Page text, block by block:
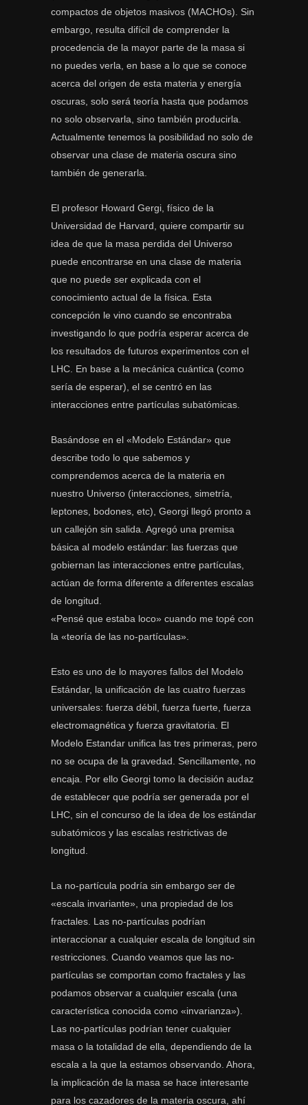
compactos de objetos masivos (MACHOs). Sin
embargo, resulta difícil de comprender la
procedencia de la mayor parte de la masa si
no puedes verla, en base a lo que se conoce
acerca del origen de esta materia y energía
oscuras, solo será teoría hasta que podamos
no solo observarla, sino también producirla.
Actualmente tenemos la posibilidad no solo de
observar una clase de materia oscura sino
también de generarla.
El profesor Howard Gergi, físico de la
Universidad de Harvard, quiere compartir su
idea de que la masa perdida del Universo
puede encontrarse en una clase de materia
que no puede ser explicada con el
conocimiento actual de la física. Esta
concepción le vino cuando se encontraba
investigando lo que podría esperar acerca de
los resultados de futuros experimentos con el
LHC. En base a la mecánica cuántica (como
sería de esperar), el se centró en las
interacciones entre partículas subatómicas.
Basándose en el «Modelo Estándar» que
describe todo lo que sabemos y
comprendemos acerca de la materia en
nuestro Universo (interacciones, simetría,
leptones, bodones, etc), Georgi llegó pronto a
un callejón sin salida. Agregó una premisa
básica al modelo estándar: las fuerzas que
gobiernan las interacciones entre partículas,
actúan de forma diferente a diferentes escalas
de longitud.
«Pensé que estaba loco» cuando me topé con
la «teoría de las no-partículas».
Esto es uno de lo mayores fallos del Modelo
Estándar, la unificación de las cuatro fuerzas
universales: fuerza débil, fuerza fuerte, fuerza
electromagnética y fuerza gravitatoria. El
Modelo Estandar unifica las tres primeras, pero
no se ocupa de la gravedad. Sencillamente, no
encaja. Por ello Georgi tomo la decisión audaz
de establecer que podría ser generada por el
LHC, sin el concurso de la idea de los estándar
subatómicos y las escalas restrictivas de
longitud.
La no-partícula podría sin embargo ser de
«escala invariante», una propiedad de los
fractales. Las no-partículas podrían
interaccionar a cualquier escala de longitud sin
restricciones. Cuando veamos que las no-
partículas se comportan como fractales y las
podamos observar a cualquier escala (una
característica conocida como «invarianza»).
Las no-partículas podrían tener cualquier
masa o la totalidad de ella, dependiendo de la
escala a la que la estamos observando. Ahora,
la implicación de la masa se hace interesante
para los cazadores de la materia oscura, ahí